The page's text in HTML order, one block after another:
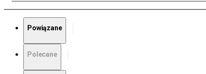
Powiązane
Polecane